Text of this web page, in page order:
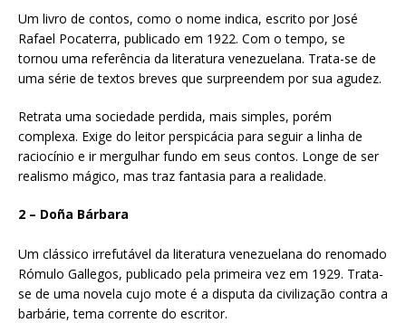
Um livro de contos, como o nome indica, escrito por José
Rafael Pocaterra, publicado em 1922. Com o tempo, se
tornou uma referência da literatura venezuelana. Trata-se de
uma série de textos breves que surpreendem por sua agudez.
Retrata uma sociedade perdida, mais simples, porém
complexa. Exige do leitor perspicácia para seguir a linha de
raciocínio e ir mergulhar fundo em seus contos. Longe de ser
realismo mágico, mas traz fantasia para a realidade.
2 – Doña Bárbara
Um clássico irrefutável da literatura venezuelana do renomado
Rómulo Gallegos, publicado pela primeira vez em 1929. Trata-
se de uma novela cujo mote é a disputa da civilização contra a
barbárie, tema corrente do escritor.